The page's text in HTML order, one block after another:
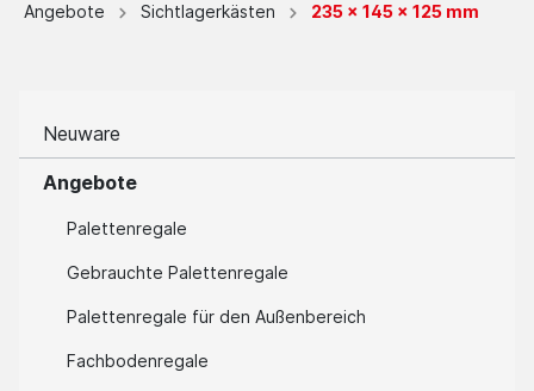
Angebote Sichtlagerkästen 235 x 145 x 125 mm
Neuware
Angebote
Palettenregale
Gebrauchte Palettenregale
Palettenregale für den Außenbereich
Fachbodenregale